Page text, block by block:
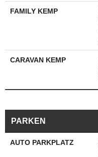
FAMILY KEMP
CARAVAN KEMP
PARKEN
AUTO PARKPLATZ